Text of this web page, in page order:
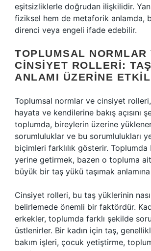
eşitsizliklerle doğrudan ilişkilidir.
fiziksel hem de metaforik anlamda,
direnci veya engeli ifade edebilir.
TOPLUMSAL NORMLAR
CINSIYET ROLLERI:
ANLAMI ÜZERINE
Toplumsal normlar ve cinsiyet
hayata ve kendilerine bakış açısını
toplumda, bireylerin üzerine
sorumluluklar ve bu sorumlulukları
biçimleri farklılık gösterir.
yerine getirmek, bazen o topluma
büyük bir taş yükü taşımak
Cinsiyet rolleri, bu taş yüklerinin nasıl
belirlemede önemli bir faktördür.
erkekler, toplumda farklı şekilde
üstlenirler. Bir kadın için taş,
bakım işleri, çocuk yetiştirme,